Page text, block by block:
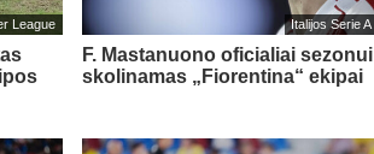
League Italijos Serie A
F. Mastanuono oficialiai sezonui
skolinamas „Fiorentina“ ekipai